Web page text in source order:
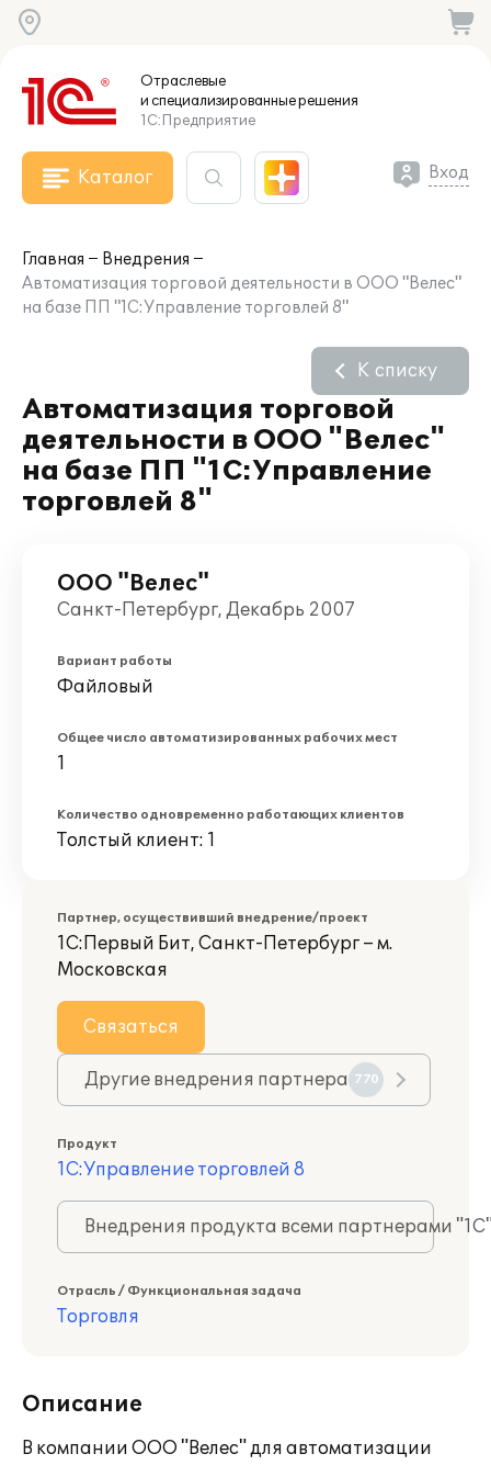
Отраслевые
и специализированныерешения
1С:Предприятие
Каталог Вход
Главная
Внедрения
Автоматизация торговой деятельности в ООО "Велес"
на базе ПП "1С:Управление торговлей 8"
Автоматизация торговой
деятельности в ООО "Велес"
на базе ПП "1С:Управление
торговлей 8"
К списку
ООО "Велес"
Санкт-Петербург, Декабрь 2007
Вариант работы
Файловый
Общее число автоматизированных рабочих мест
1
Количество одновременно работающих клиентов
Толстый клиент: 1
Партнер, осуществивший внедрение/проект
1С:Первый Бит, Санкт-Петербург – м.
Московская
Связаться
Другие внедрения партнера 770
Продукт
1С:Управление торговлей 8
Внедрения продукта всеми партнерами
Отрасль / Функциональная задача
Торговля
Описание
В компании ООО "Велес" для автоматизации